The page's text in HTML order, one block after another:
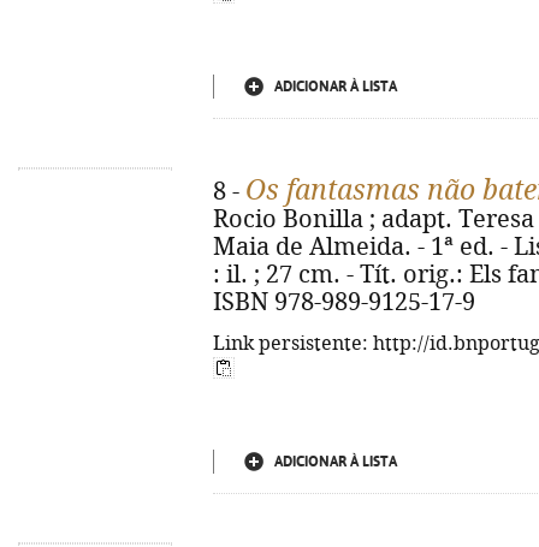
ADICIONAR À LISTA
8 - Os fantasmas não
Rocio Bonilla ; adapt.
Maia de Almeida. - 1ª ed. -
: il. ; 27 cm. - Tít. orig.: Els
ISBN 978-989-9125-17-9
Link persistente: http://
ADICIONAR À LISTA